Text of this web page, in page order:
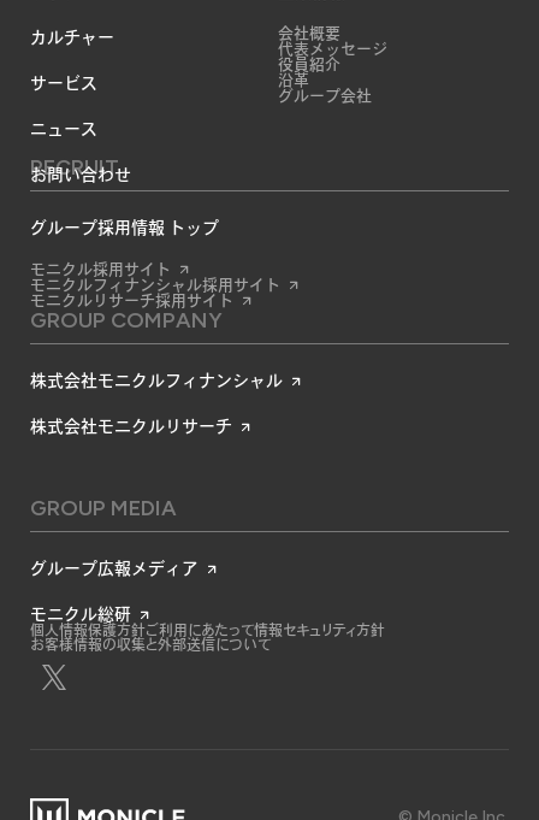
カルチャー
サービス
ニュース
お問い合わせ
会社概要
代表メッセージ
役員紹介
沿革
グループ会社
RECRUIT
グループ採用情報 トップ
モニクル採用サイト
モニクルフィナンシャル採用サイト
モニクルリサーチ採用サイト
GROUP COMPANY
株式会社モニクルフィナンシャル
株式会社モニクルリサーチ
GROUP MEDIA
グループ広報メディア
モニクル総研
個人情報保護方針ご利用にあたって情報セキュリティ方針
お客様情報の収集と外部送信について